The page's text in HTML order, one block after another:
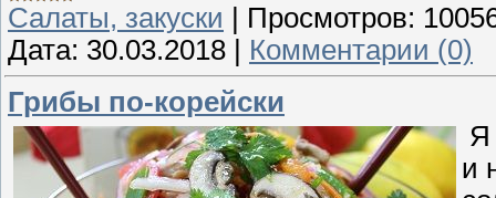
Cалаты, закуски | Просмотров:
Дата: 30.03.2018 | Комментарии (0)
Грибы по-корейски
Я
и